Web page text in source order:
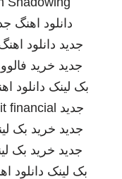
دانلود اهنگ
جدید دانلود
جدید خرید
بک لینک دانلود
جدید financial
جدید خرید بک
جدید خرید بک
بک لینک دانلود